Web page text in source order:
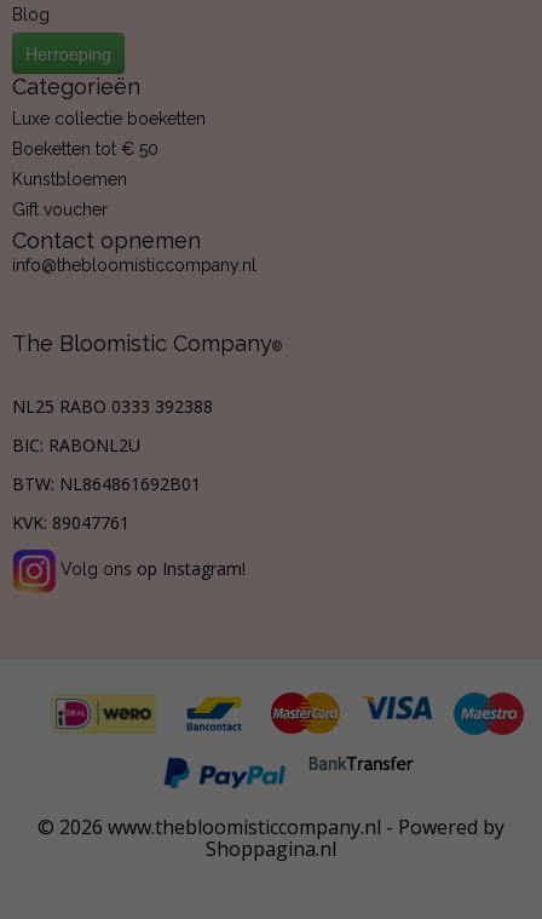
Blog
Herroeping
Categorieën
Luxe collectie boeketten
Boeketten tot € 50
Kunstbloemen
Gift voucher
Contact opnemen
info@thebloomisticcompany.nl
The Bloomistic Company®
NL25 RABO 0333 392388
BIC: RABONL2U
BTW: NL864861692B01
KVK: 89047761
Volg ons op Instagram!
© 2026 www.thebloomisticcompany.nl - Powered by
Shoppagina.nl